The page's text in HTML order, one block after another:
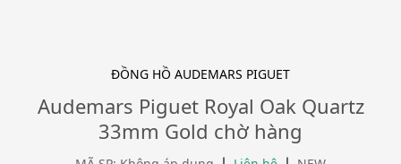
ĐỒNG HỒ AUDEMARS PIGUET
Audemars Piguet Royal Oak Quartz
33mm Gold chờ hàng